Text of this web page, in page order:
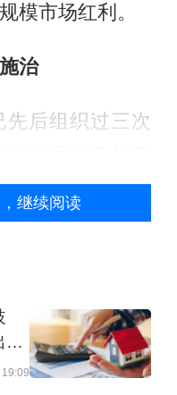
模市场红利。
治
后组织过三次
经济促进行为更
优化。但汪世忠
以查处”。
今年的专项行动
案子、清一批文
继续阅读
两
19:09